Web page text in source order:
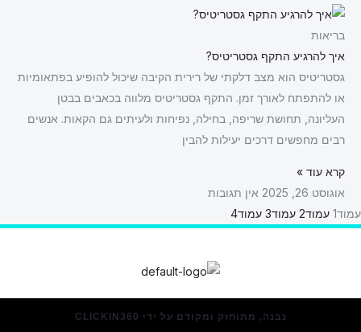
בריאות
איך להרגיע התקף גסטריטיס?
גסטריטיס הוא מצב דלקתי של רירית הקיבה שיכול להופיע בפתאומיות
או להתפתח לאורך זמן. התקף גסטריטיס מלווה בכאבים בבטן
העליונה, תחושת שריפה, בחילה, נפיחות ולעיתים גם הקאות. אנשים
רבים מחפשים דרכים יעילות להבין
קרא עוד »
אוגוסט 26, 2025
אין תגובות
עמוד1 עמוד2 עמוד3 עמוד4
נבנה, מתוחזק ומקודם על ידי CLICKIN360